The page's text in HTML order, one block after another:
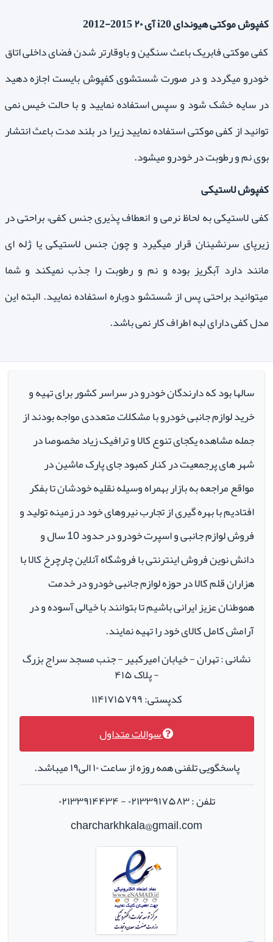
کفپوش موکتی هیوندای i20 آی ۲۰ 2015-2012
کفی موکتی فابریک باعث سنگین و باوقارتر شدن فضای داخلی اتاق
خودرو میگردد و در صورت شستشوی کفپوش بایست اجازه دهید
در سایه خشک شود و سپس استفاده نمایید و با حالت خیس نمی
توانید از کفی موکتی استفاده نمایید زیرا در بلند مدت باعث انتشار
بوی نم و رطوبت در خودرو میشود.
کفپوش لاستیکی
کفی لاستیکی به لحاظ نرمی و انعطاف پذیری جنس کفی، براحتی در
زیرپای سرنشینان قرار میگیرد و چون جنس لاستیکی یا ژله ای
مانند دارد آبگریز بوده و نم و رطوبت را جذب نمیکند و شما
میتوانید براحتی پس از شستشو دوباره استفاده نمایید. البته این
مدل کفی دارای لبه اطراف کار نمی باشد.
سالها بود که دارندگان خودرو در سراسر کشور برای تهیه و
خرید لوازم جانبی خودرو با مشکلات متعددی مواجه بودند از
جمله مشاهده یکجای تنوع کالا و ترافیک زیاد مخصوصا در
شهر های پرجمعیت در کنار کمبود جای پارک ماشین در
مواقع مراجعه به بازار بهمراه وسیله نقلیه خودشان تا بفکر
افتادیم با بهره گیری از تجارب نیروهای خود در زمینه تولید و
فروش لوازم جانبی و اسپرت خودرو در حدود 10 سال و
دانش نوین فروش اینترنتی با فروشگاه آنلاین چارچرخ کالا با
هزاران قلم کالا در حوزه لوازم جانبی خودرو در خدمت
هموطنان عزیز ایرانی باشیم تا بتوانند با خیالی آسوده و در
آرامش کامل کالای خود را تهیه نمایند.
نشانی : تهران - خیابان امیرکبیر - جنب مسجد سراج بزرگ
- پلاک ۴۱۵
کدپستی: ۱۱۴۱۷۱۵۷۹۹
سوالات متداول
پاسخگویی تلفنی همه روزه از ساعت ۱۰ الی۱۹ میباشد.
تلفن : ۰۲۱۳۳۹۱۷۵۸۳ - ۰۲۱۳۳۹۱۴۴۳۴
charcharkhkala@gmail.com